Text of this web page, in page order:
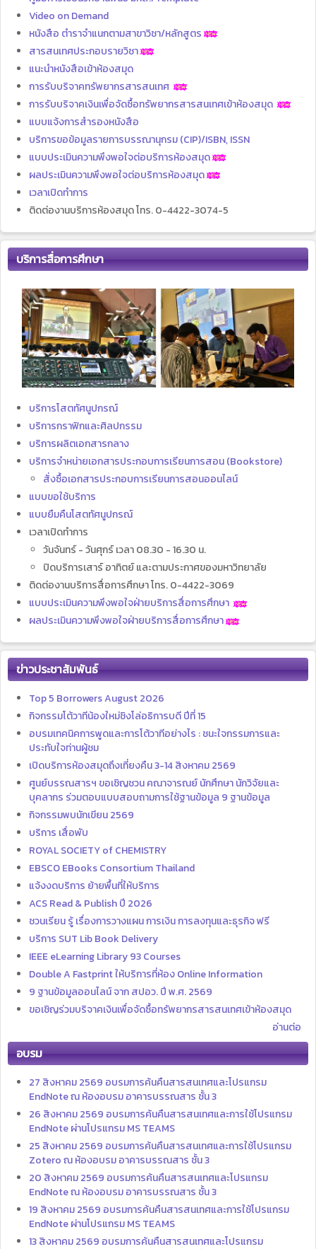
Video on Demand
หนังสือ ตำราจำแนกตามสาขาวิชา/หลักสูตร
สารสนเทศประกอบรายวิชา
แนะนำหนังสือเข้าห้องสมุด
การรับบริจาคทรัพยากรสารสนเทศ
การรับบริจาคเงินเพื่อจัดซื้อทรัพยากรสารสนเทศเข้าห้องสมุด
แบบแจ้งการสำรองหนังสือ
บริการขอข้อมูลรายการบรรณานุกรม (CIP)/ISBN, ISSN
แบบประเมินความพึงพอใจต่อบริการห้องสมุด
ผลประเมินความพึงพอใจต่อบริการห้องสมุด
เวลาเปิดทำการ
ติดต่องานบริการห้องสมุด โทร. 0-4422-3074-5
บริการสื่อการศึกษา
บริการโสตทัศนูปกรณ์
บริการกราฟิกและศิลปกรรม
บริการผลิตเอกสารกลาง
บริการจำหน่ายเอกสารประกอบการเรียนการสอน (Bookstore)
สั่งซื้อเอกสารประกอบการเรียนการสอนออนไลน์
แบบขอใช้บริการ
แบบยืมคืนโสตทัศนูปกรณ์
เวลาเปิดทำการ
วันจันทร์ - วันศุกร์ เวลา 08.30 - 16.30 น.
ปิดบริการเสาร์ อาทิตย์ และตามประกาศของมหาวิทยาลัย
ติดต่องานบริการสื่อการศึกษา โทร. 0-4422-3069
แบบประเมินความพึงพอใจฝ่ายบริการสื่อการศึกษา
ผลประเมินความพึงพอใจฝ่ายบริการสื่อการศึกษา
ข่าวประชาสัมพันธ์
Top 5 Borrowers August 2026
กิจกรรมโต้วาทีน้องใหม่ชิงโล่อธิการบดี ปีที่ 15
อบรมเทคนิคการพูดและการโต้วาทีอย่างไร : ชนะใจกรรมการและ
ประทับใจท่านผู้ชม
เปิดบริการห้องสมุดถึงเที่ยงคืน 3-14 สิงหาคม 2569
ศูนย์บรรณสารฯ ขอเชิญชวน คณาจารณย์ นักศึกษา นักวิจัยและ
บุคลากร ร่วมตอบแบบสอบถามการใช้ฐานข้อมูล 9 ฐานข้อมูล
กิจกรรมพบนักเขียน 2569
บริการ เสื่อพับ
ROYAL SOCIETY of CHEMISTRY
EBSCO EBooks Consortium Thailand
แจ้งงดบริการ ย้ายพื้นที่ให้บริการ
ACS Read & Publish ปี 2026
ชวนเรียน รู้ เรื่องการวางแผน การเงิน การลงทุนและธุรกิจ ฟรี
บริการ SUT Lib Book Delivery
IEEE eLearning Library 93 Courses
Double A Fastprint ให้บริการที่ห้อง Online Information
9 ฐานข้อมูลออนไลน์ จาก สปอว. ปี พ.ศ. 2569
ขอเชิญร่วมบริจาคเงินเพื่อจัดซื้อทรัพยากรสารสนเทศเข้าห้องสมุด
อ่านต่อ
อบรม
27 สิงหาคม 2569 อบรมการค้นคืนสารสนเทศและโปรแกรม
EndNote ณ ห้องอบรม อาคารบรรณสาร ชั้น 3
26 สิงหาคม 2569 อบรมการค้นคืนสารสนเทศและการใช้โปรแกรม
EndNote ผ่านโปรแกรม MS TEAMS
25 สิงหาคม 2569 อบรมการค้นคืนสารสนเทศและการใช้โปรแกรม
Zotero ณ ห้องอบรม อาคารบรรณสาร ชั้น 3
20 สิงหาคม 2569 อบรมการค้นคืนสารสนเทศและโปรแกรม
EndNote ณ ห้องอบรม อาคารบรรณสาร ชั้น 3
19 สิงหาคม 2569 อบรมการค้นคืนสารสนเทศและการใช้โปรแกรม
EndNote ผ่านโปรแกรม MS TEAMS
13 สิงหาคม 2569 อบรมการค้นคืนสารสนเทศและโปรแกรม